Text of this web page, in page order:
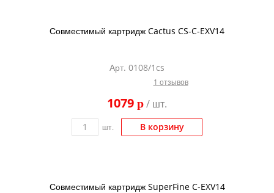
Для франкировальной машины
Тонер и девелопер
Совместимый картридж Cactus CS-C-EXV14
Арт. 0108/1cs
1 отзывов
1079 p/ шт.
шт. В корзину
Совместимый картридж SuperFine C-EXV14